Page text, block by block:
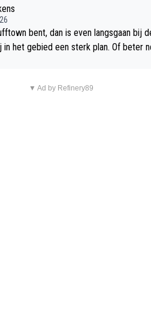
bent, dan is even langsgaan bij
een sterk plan. Of beter nog; pla
▼ Ad by Refinery89